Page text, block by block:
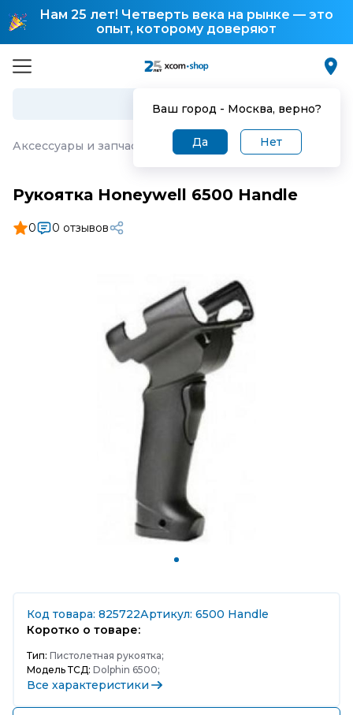
Нам 25 лет! Четверть века на рынке — это
опыт, которому доверяют
Ваш город - Москва, верно?
Да Нет
Аксессуары и запчасти для торгового оборудования
Рукоятка Honeywell 6500 Handle
0 0 отзывов
Код товара: 825722Артикул: 6500 Handle
Коротко о товаре:
Тип: Пистолетная рукоятка;
Модель ТСД: Dolphin 6500;
Все характеристики